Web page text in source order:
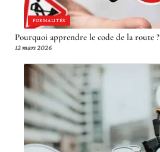
FORMALITÉS
Pourquoi apprendre le code de la route ?
12 mars 2026